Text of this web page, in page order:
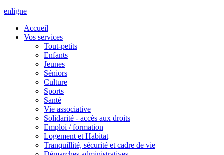
enligne
Accueil
Vos services
Tout-petits
Enfants
Jeunes
Séniors
Culture
Sports
Santé
Vie associative
Solidarité - accès aux droits
Emploi / formation
Logement et Habitat
Tranquillité, sécurité et cadre de vie